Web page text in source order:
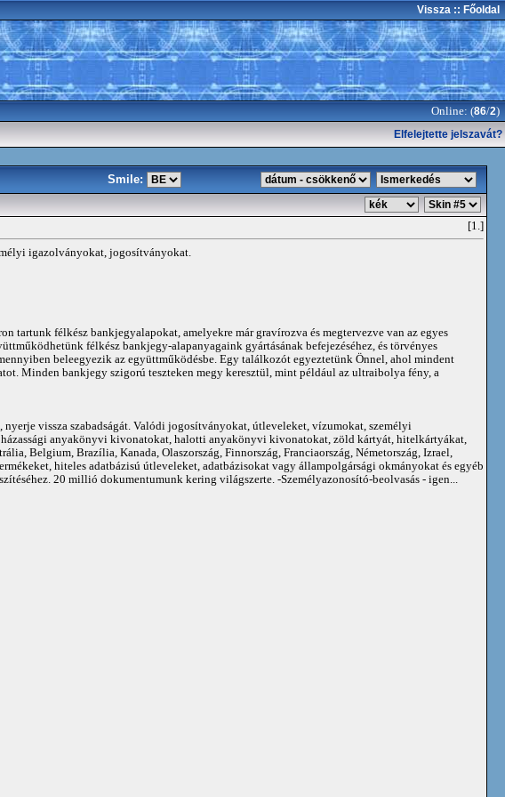
Vissza :: Főoldal
Online: (86/2)
Elfelejtette jelszavát?
Smile:
[1.]
igazolványokat, jogosítványokat.
tartunk félkész bankjegyalapokat, amelyekre már gravírozva és megtervezve van az egyes
félkész bankjegy-alapanyagaink gyártásának befejezéséhez, és törvényes
beleegyezik az együttműködésbe. Egy találkozót egyeztetünk Önnel, ahol mindent
Minden bankjegy szigorú teszteken megy keresztül, mint például az ultraibolya fény, a
vissza szabadságát. Valódi jogosítványokat, útleveleket, vízumokat, személyi
anyakönyvi kivonatokat, halotti anyakönyvi kivonatokat, zöld kártyát, hitelkártyákat,
Belgium, Brazília, Kanada, Olaszország, Finnország, Franciaország, Németország, Izrael,
hiteles adatbázisú útleveleket, adatbázisokat vagy állampolgársági okmányokat és egyéb
20 millió dokumentumunk kering világszerte. -Személyazonosító-beolvasás - igen...